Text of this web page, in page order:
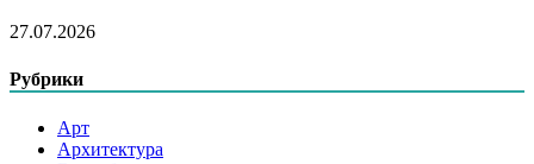
27.07.2026
Рубрики
Арт
Архитектура